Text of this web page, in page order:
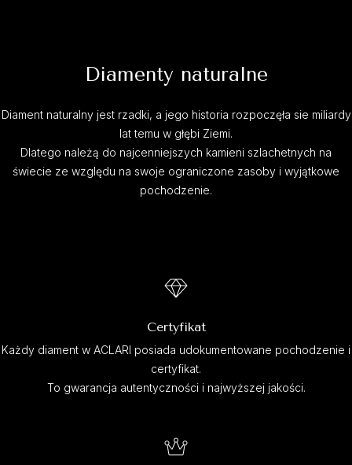
Diamenty naturalne
Diament naturalny jest rzadki, a jego historia rozpoczęła sie miliardy
lat temu w głębi Ziemi.
Dlatego należą do najcenniejszych kamieni szlachetnych na
świecie ze względu na swoje ograniczone zasoby i wyjątkowe
pochodzenie.
Certyfikat
Każdy diament w ACLARI posiada udokumentowane pochodzenie i
certyfikat.
To gwarancja autentyczności i najwyższej jakości.